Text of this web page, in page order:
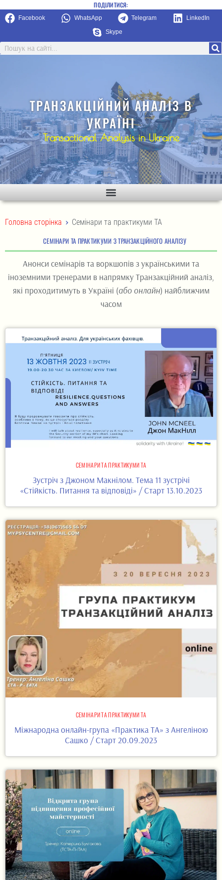
ПОДІЛИТИСЯ:
Facebook WhatsApp Telegram LinkedIn
Skype
ТРАНЗАКЦІЙНИЙ АНАЛІЗ В
УКРАЇНІ
Transactional Analysis in Ukraine
Головна сторінка > Семінари та практикуми ТА
СЕМІНАРИ ТА ПРАКТИКУМИ З ТРАНЗАКЦІЙНОГО АНАЛІЗУ
Анонси семінарів та воркшопів з українськими та
іноземними тренерами в напрямку Транзакційний аналіз,
які проходитимуть в Україні (або онлайн) найближчим
часом
СЕМІНАРИ ТА ПРАКТИКУМИ ТА
Зустріч з Джоном Макнілом. Тема 11 зустрічі
«Стійкість. Питання та відповіді» / Старт 13.10.2023
СЕМІНАРИ ТА ПРАКТИКУМИ ТА
Міжнародна онлайн-група «Практика ТА» з Ангеліною
Сашко / Старт 20.09.2023